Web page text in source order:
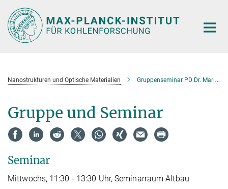
Hauptinhalt
Nanostrukturen und Optische Materialien Gruppenseminar PD Dr. Marlow
Gruppe und Seminar
Seminar
Mittwochs, 11:30 - 13:30 Uhr, Seminarraum Altbau